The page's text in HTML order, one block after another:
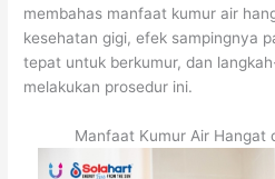
membahas manfaat kumur air
kesehatan gigi, efek sampingnya
tepat untuk berkumur, dan
melakukan prosedur ini.
Manfaat Kumur Air Hangat